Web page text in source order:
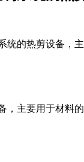
统的热剪设备，
主要用于材料